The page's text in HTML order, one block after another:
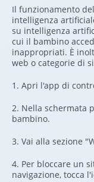
Il funzionamento
intelligenza
su intelligenza
cui il bambino
inappropriati. È
web o categorie di
1. Apri l'app di
2. Nella schermata
bambino.
3. Vai alla sezione
4. Per bloccare un
navigazione, tocca